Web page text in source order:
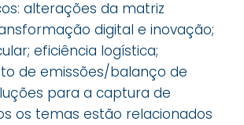
alterações da matriz
digital e inovação;
eficiência logística;
de emissões/balanço de
para a captura de
os temas estão relacionados